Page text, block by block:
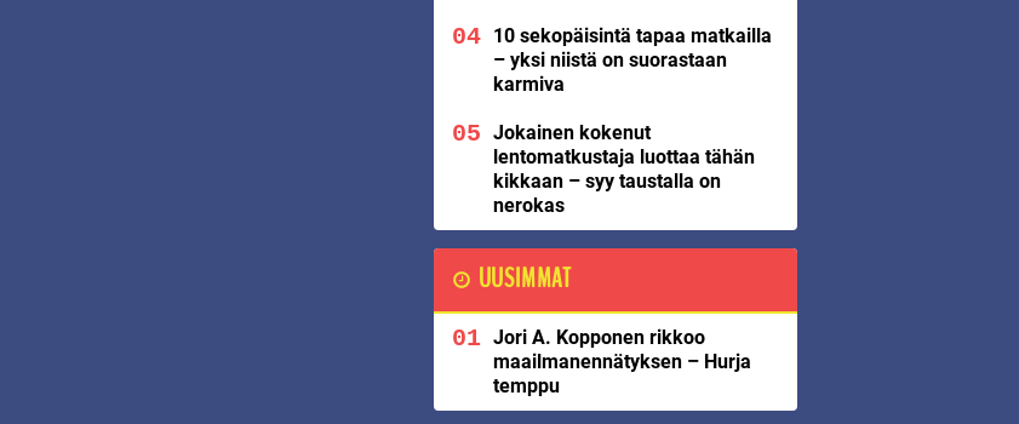
10 sekopäisintä tapaa matkailla
– yksi niistä on suorastaan
karmiva
Jokainen kokenut
lentomatkustaja luottaa tähän
kikkaan – syy taustalla on
nerokas
UUSIMMAT
Jori A. Kopponen rikkoo
maailmanennätyksen – Hurja
temppu